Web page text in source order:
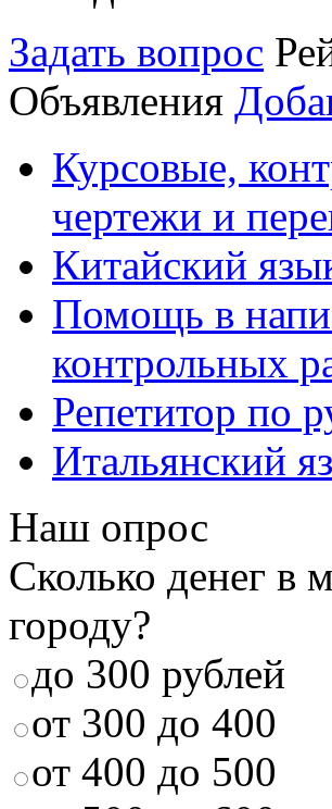
Задать вопрос
Объявления
Курсовые,
чертежи и
Китайский
Помощь в
контрольных
Репетитор по
Итальянский
Наш опрос
Сколько денег в
городу?
до 300 рублей
от 300 до 400
от 400 до 500